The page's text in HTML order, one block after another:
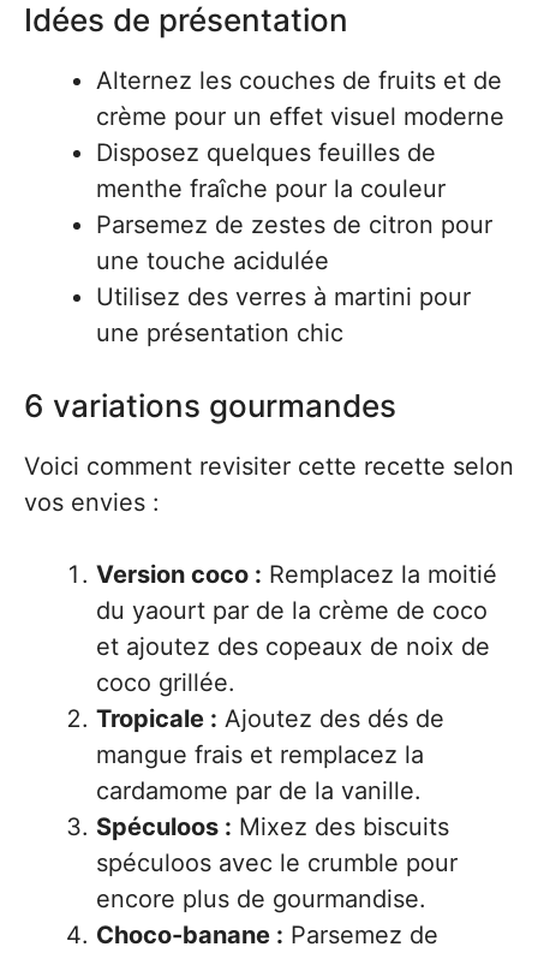
Idées de présentation
Alternez les couches de fruits et de
crème pour un effet visuel moderne
Disposez quelques feuilles de
menthe fraîche pour la couleur
Parsemez de zestes de citron pour
une touche acidulée
Utilisez des verres à martini pour
une présentation chic
6 variations gourmandes
Voici comment revisiter cette recette selon
vos envies :
Version coco : Remplacez la moitié
du yaourt par de la crème de coco
et ajoutez des copeaux de noix de
coco grillée.
Tropicale : Ajoutez des dés de
mangue frais et remplacez la
cardamome par de la vanille.
Spéculoos : Mixez des biscuits
spéculoos avec le crumble pour
encore plus de gourmandise.
Choco-banane : Parsemez de